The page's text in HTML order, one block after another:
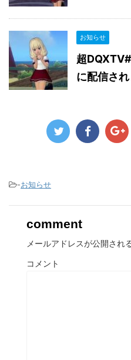
お知らせ
超
に配信さ
-お知らせ
comment
メールアドレスが公開され
コメント